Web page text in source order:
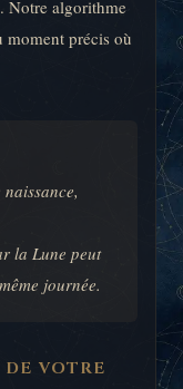
Notre algorithme
moment précis où
la Lune peut
journée.
VOTRE